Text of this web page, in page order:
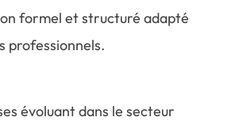
formel et structuré adapté
professionnels.
évoluant dans le secteur